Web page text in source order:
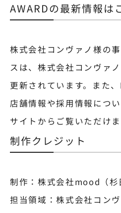
AWARDの最新情報は
株式会社コンヴァノ様の
スは、 株式会社コンヴァ
更新されています。また
店舗情報や採用情報につい
サイト からご覧いただけま
制作クレジット
制作：株式会社mood（杉
担当領域：株式会社コン